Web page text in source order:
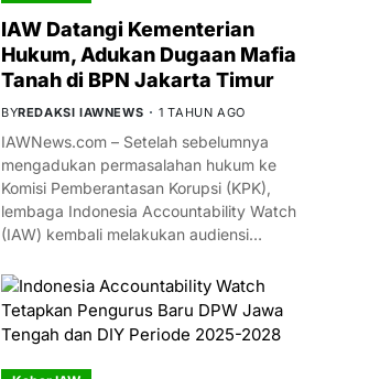
IAW Datangi Kementerian
Hukum, Adukan Dugaan Mafia
Tanah di BPN Jakarta Timur
BYREDAKSI IAWNEWS 1 TAHUN AGO
IAWNews.com – Setelah sebelumnya
mengadukan permasalahan hukum ke
Komisi Pemberantasan Korupsi (KPK),
lembaga Indonesia Accountability Watch
(IAW) kembali melakukan audiensi…